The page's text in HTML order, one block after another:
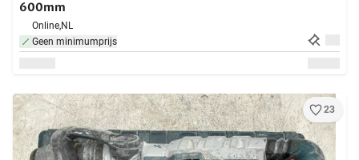
600mm
Online,NL
Geen minimumprijs
23